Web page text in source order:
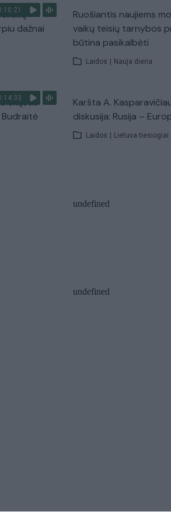
dažnai
Ruošiantis naujiems
vaikų teisių tarnybos
būtina pasikalbėti
Laidos | Nauja diena
skųstis
Budraitė
Karšta A.
diskusija: Rusija –
Laidos | Lietuva tiesiogiai